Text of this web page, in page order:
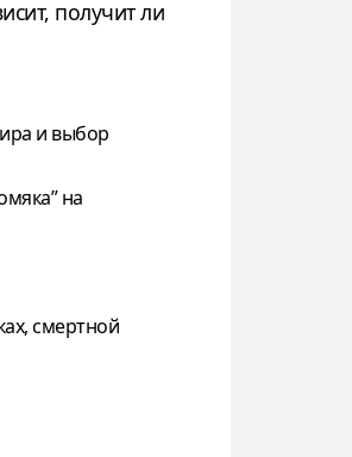
получит ли
и выбор
на
смертной